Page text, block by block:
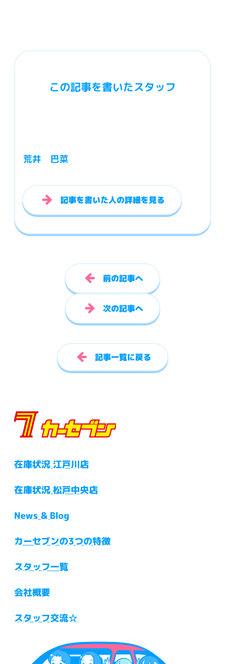
この記事を書いたスタッフ
荒井 巴菜
記事を書いた人の詳細を見る
前の記事へ
次の記事へ
記事一覧に戻る
在庫状況 江戸川店
在庫状況 松戸中央店
News & Blog
カーセブンの3つの特徴
スタッフ一覧
会社概要
スタッフ交流☆